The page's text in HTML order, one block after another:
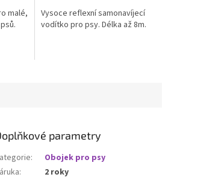
malé,
Vysoce reflexní samonavíjecí
vodítko pro psy. Délka až 8m.
parametry
:
Obojek pro psy
:
2 roky